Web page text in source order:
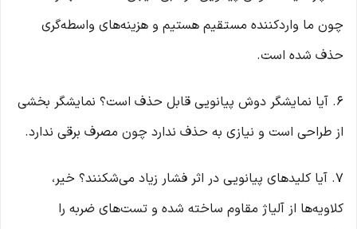
چون ما واردکننده مستقیم هستیم و هزینه‌های واسطه‌گری
حذف شده است.
۶. آیا نمایشگر دوش پیانویی قابل حذف است؟ نمایشگر بخشی
از طراحی است و نیازی به حذف ندارد چون مصرف برقی ندارد.
۷. آیا کلیدهای پیانویی در اثر فشار زیاد می‌شکنند؟ خیر،
کلاویه‌ها از آلیاژ مقاوم ساخته شده و تست‌های ضربه را